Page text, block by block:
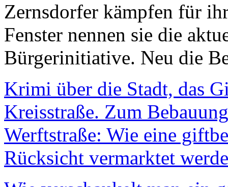
Zernsdorfer kämpfen für
Fenster nennen sie die
Bürgerinitiative. Neu die
Krimi über die Stadt, das
Kreisstraße. Zum
Werftstraße: Wie eine
Rücksicht vermarktet